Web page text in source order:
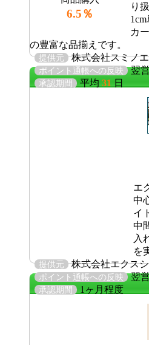
6.5％
り
カ
の豊富な品揃えです。
提供元 株式会社スミノ
ポイント通帳への反映 翌
承認期間 平均 31 日
エ
中
イ
中
入
を
提供元 株式会社エクス
ポイント通帳への反映 翌
承認期間 1ヶ月程度